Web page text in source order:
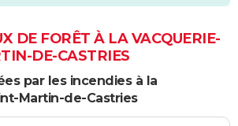
DE FORÊT À LA VACQUERIE-
DE-CASTRIES
par les incendies à la
Martin-de-Castries